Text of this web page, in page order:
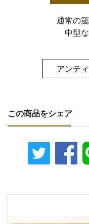
通常の
中型
アンテ
この商品をシェア